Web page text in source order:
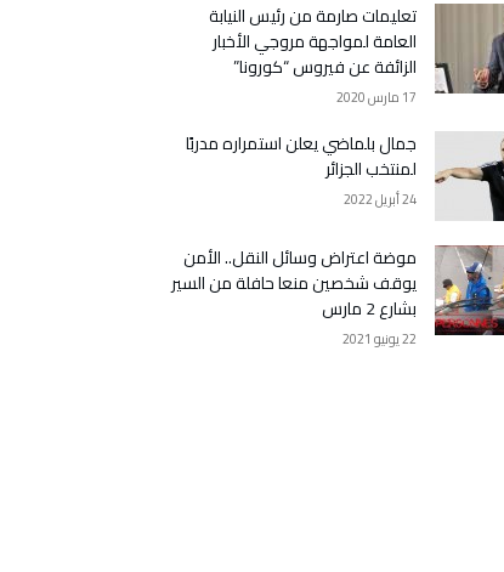
تعليمات صارمة من رئيس النيابة
العامة لمواجهة مروجي الأخبار
الزائفة عن فيروس “كورونا”
17 مارس 2020
جمال بلماضي يعلن استمراره مدربًا
لمنتخب الجزائر
24 أبريل 2022
موضة اعتراض وسائل النقل.. الأمن
يوقف شخصين منعا حافلة من السير
بشارع 2 مارس
22 يونيو 2021